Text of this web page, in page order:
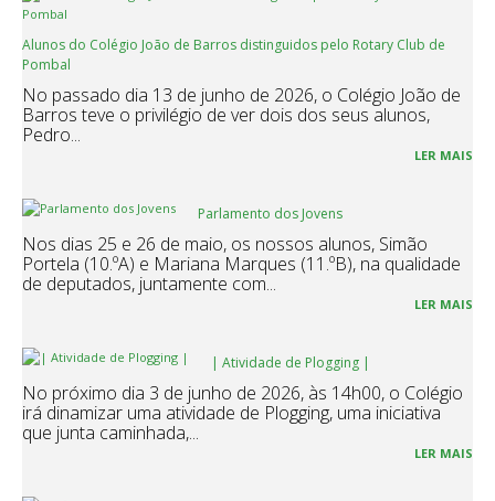
Alunos do Colégio João de Barros distinguidos pelo Rotary Club de
Pombal
No passado dia 13 de junho de 2026, o Colégio João de
Barros teve o privilégio de ver dois dos seus alunos,
Pedro...
LER MAIS
Parlamento dos Jovens
Nos dias 25 e 26 de maio, os nossos alunos, Simão
Portela (10.ºA) e Mariana Marques (11.ºB), na qualidade
de deputados, juntamente com...
LER MAIS
| Atividade de Plogging |
No próximo dia 3 de junho de 2026, às 14h00, o Colégio
irá dinamizar uma atividade de Plogging, uma iniciativa
que junta caminhada,...
LER MAIS